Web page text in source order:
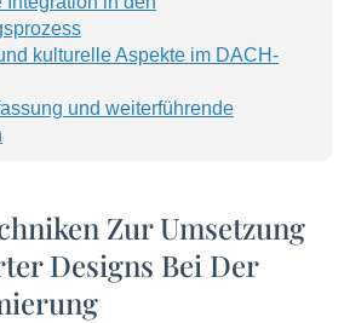
kulturelle Aspekte im DACH-
und weiterführende
Zur Umsetzung
Designs Bei Der